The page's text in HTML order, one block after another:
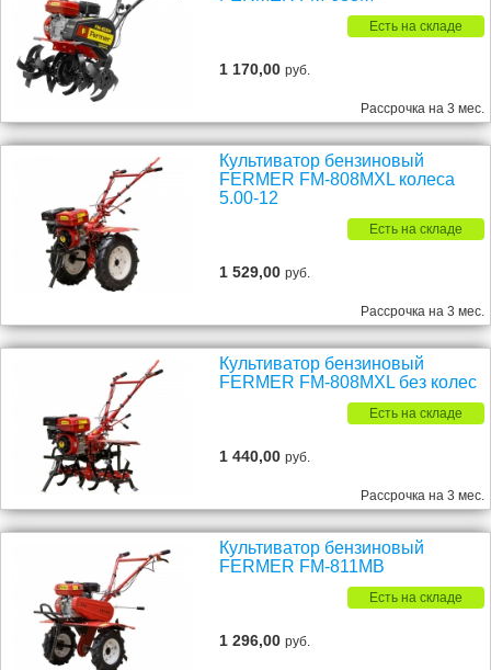
Есть на складе
1 170,00руб.
Рассрочка на 3 мес.
Культиватор бензиновый
FERMER FM-808MXL колеса
5.00-12
Есть на складе
1 529,00руб.
Рассрочка на 3 мес.
Культиватор бензиновый
FERMER FM-808MXL без колес
Есть на складе
1 440,00руб.
Рассрочка на 3 мес.
Культиватор бензиновый
FERMER FM-811MB
Есть на складе
1 296,00руб.